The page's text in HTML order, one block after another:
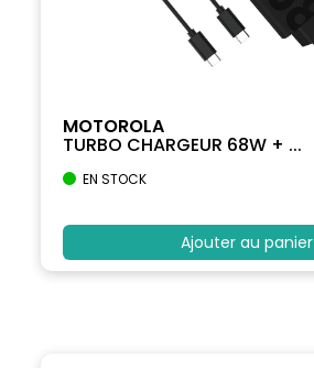
MOTOROLA
TURBO CHARGEUR 68W + ...
EN STOCK
Ajouter au panier